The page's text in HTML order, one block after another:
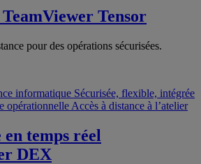
TeamViewer Tensor
pour des opérations sécurisées.
informatique Sécurisée, flexible, intégrée
opérationnelle Accès à distance à l’atelier
en temps réel
DEX